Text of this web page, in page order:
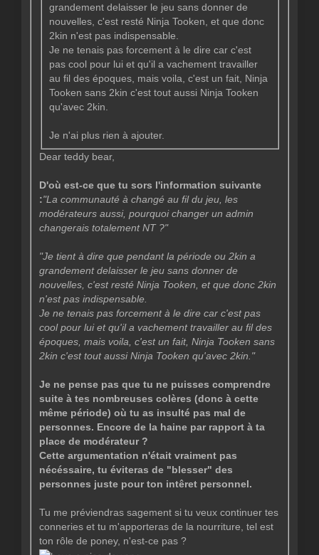
grandement delaisser le jeu sans donner de
nouvelles, c'est resté Ninja Tooken, et que donc
2kin n'est pas indispensable.
Je ne tenais pas forcement à le dire car c'est
pas cool pour lui et qu'il a vachement travailler
au fil des époques, mais voila, c'est un fait, Ninja
Tooken sans 2kin c'est tout aussi Ninja Tooken
qu'avec 2kin.
Je n'ai plus rien à ajouter.
Dear teddy bear,
D'où est-ce que tu sors l'information suivante
:"La communauté à changé au fil du jeu, les
modérateurs aussi, pourquoi changer un admin
changerais totalement NT ?"
"Je tient à dire que pendant la période ou 2kin a
grandement delaisser le jeu sans donner de
nouvelles, c'est resté Ninja Tooken, et que donc 2kin
n'est pas indispensable.
Je ne tenais pas forcement à le dire car c'est pas
cool pour lui et qu'il a vachement travailler au fil des
époques, mais voila, c'est un fait, Ninja Tooken sans
2kin c'est tout aussi Ninja Tooken qu'avec 2kin."
Je ne pense pas que tu ne puisses comprendre
suite à tes nombreuses colères (donc à cette
même période) où tu as insulté pas mal de
personnes. Encore de la haine par rapport à ta
place de modérateur ?
Cette argumentation n'était vraiment pas
nécéssaire, tu éviteras de "blesser" des
personnes juste pour ton intêret personnel.
Tu me préviendras sagement si tu veux continuer tes
conneries et tu m'apporteras de la nourriture, tel est
ton rôle de poney, n'est-ce pas ?